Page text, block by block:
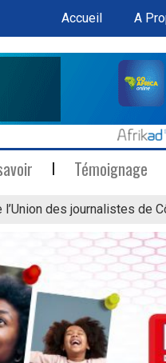
Accueil A
Témoignage
des journalistes de